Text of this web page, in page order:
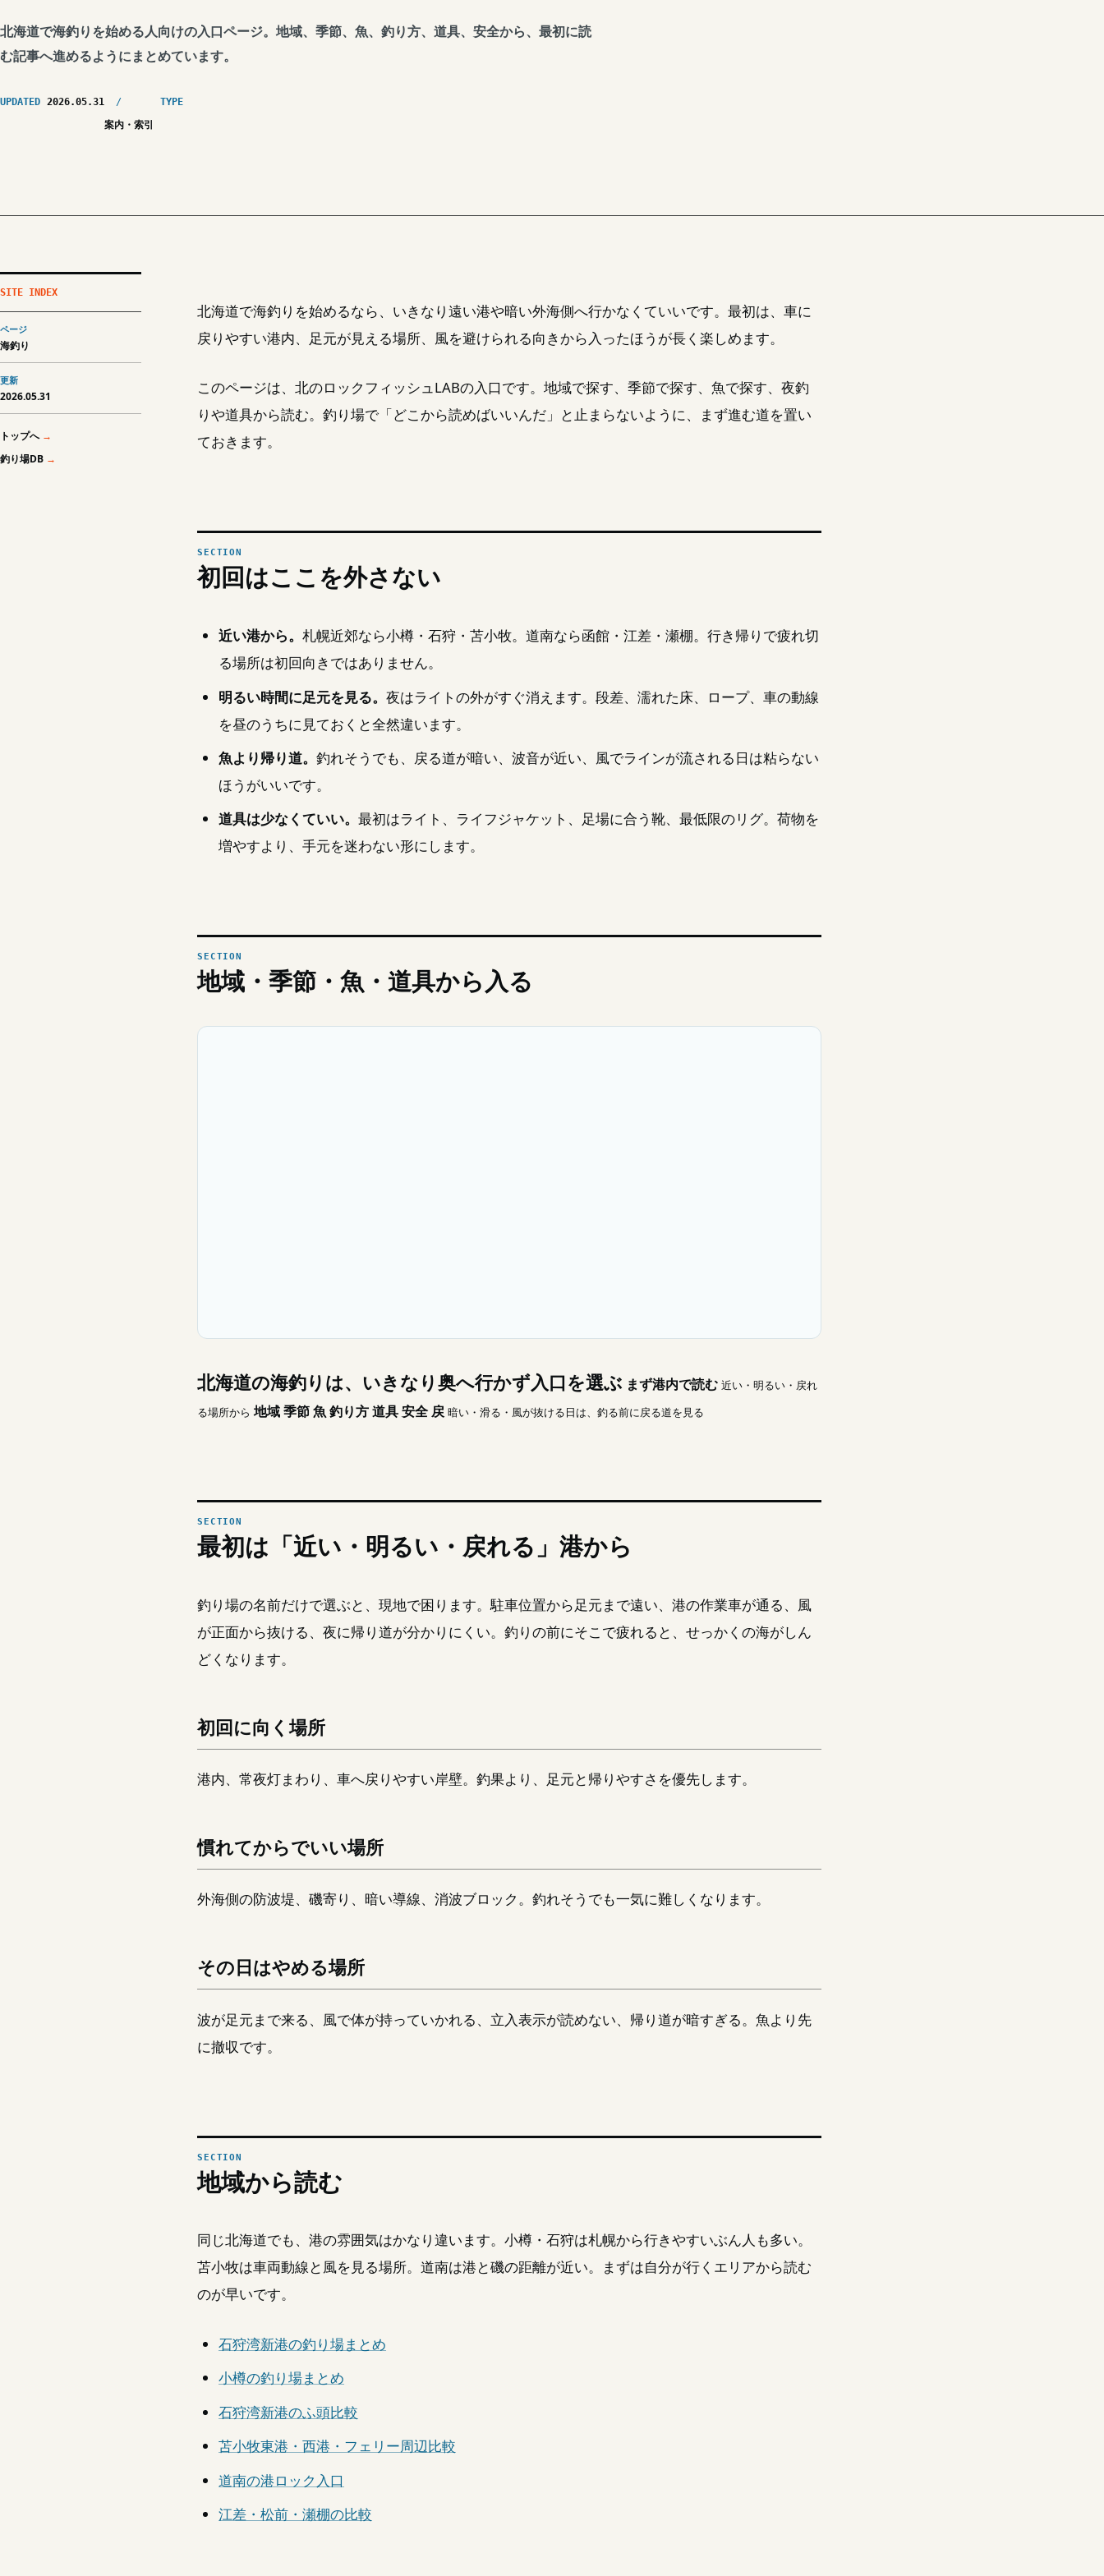
北海道で海釣りを始める人向けの入口ページ。地域、季節、魚、釣り方、道具、安全から、最初に読
む記事へ進めるようにまとめています。
UPDATED 2026.05.31
TYPE
案内・索引
SITE INDEX
ページ
海釣り
更新
2026.05.31
トップへ
釣り場DB
北海道で海釣りを始めるなら、いきなり遠い港や暗い外海側へ行かなくていいです。最初は、車に
戻りやすい港内、足元が見える場所、風を避けられる向きから入ったほうが長く楽しめます。
このページは、北のロックフィッシュLABの入口です。地域で探す、季節で探す、魚で探す、夜釣
りや道具から読む。釣り場で「どこから読めばいいんだ」と止まらないように、まず進む道を置い
ておきます。
初回はここを外さない
近い港から。札幌近郊なら小樽・石狩・苫小牧。道南なら函館・江差・瀬棚。行き帰りで疲れ切
る場所は初回向きではありません。
明るい時間に足元を見る。夜はライトの外がすぐ消えます。段差、濡れた床、ロープ、車の動線
を昼のうちに見ておくと全然違います。
魚より帰り道。釣れそうでも、戻る道が暗い、波音が近い、風でラインが流される日は粘らない
ほうがいいです。
道具は少なくていい。最初はライト、ライフジャケット、足場に合う靴、最低限のリグ。荷物を
増やすより、手元を迷わない形にします。
地域・季節・魚・道具から入る
北海道の海釣りは、いきなり奥へ行かず入口を選ぶ まず港内で読む 近い・明るい・戻れ
る場所から 地域 季節 魚 釣り方 道具 安全 戻 暗い・滑る・風が抜ける日は、釣る前に戻る道を見る
最初は「近い・明るい・戻れる」港から
釣り場の名前だけで選ぶと、現地で困ります。駐車位置から足元まで遠い、港の作業車が通る、風
が正面から抜ける、夜に帰り道が分かりにくい。釣りの前にそこで疲れると、せっかくの海がしん
どくなります。
初回に向く場所
港内、常夜灯まわり、車へ戻りやすい岸壁。釣果より、足元と帰りやすさを優先します。
慣れてからでいい場所
外海側の防波堤、磯寄り、暗い導線、消波ブロック。釣れそうでも一気に難しくなります。
その日はやめる場所
波が足元まで来る、風で体が持っていかれる、立入表示が読めない、帰り道が暗すぎる。魚より先
に撤収です。
地域から読む
同じ北海道でも、港の雰囲気はかなり違います。小樽・石狩は札幌から行きやすいぶん人も多い。
苫小牧は車両動線と風を見る場所。道南は港と磯の距離が近い。まずは自分が行くエリアから読む
のが早いです。
石狩湾新港の釣り場まとめ
小樽の釣り場まとめ
石狩湾新港のふ頭比較
苫小牧東港・西港・フェリー周辺比較
道南の港ロック入口
江差・松前・瀬棚の比較